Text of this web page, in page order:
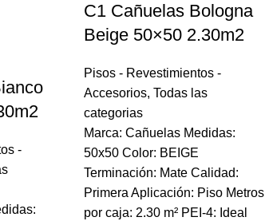
-
C1 Cañuelas Bologna
Beige 50×50 2.30m2
Pisos - Revestimientos -
Accesorios, Todas las
categorias
Marca: Cañuelas Medidas:
50x50 Color: BEIGE
Terminación: Mate Calidad:
Primera Aplicación: Piso Metros
por caja: 2.30 m² PEI-4: Ideal